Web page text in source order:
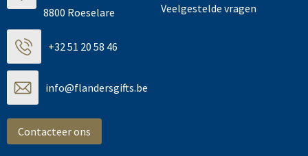
8800 Roeselare
+32 51 20 58 46
info@flandersgifts.be
Contacteer ons
Veelgestelde vragen